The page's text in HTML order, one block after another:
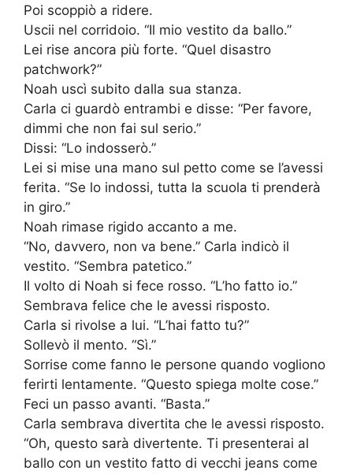
Poi scoppiò a ridere.
Uscii nel corridoio. “Il mio vestito da ballo.”
Lei rise ancora più forte. “Quel disastro
patchwork?”
Noah uscì subito dalla sua stanza.
Carla ci guardò entrambi e disse: “Per favore,
dimmi che non fai sul serio.”
Dissi: “Lo indosserò.”
Lei si mise una mano sul petto come se l’avessi
ferita. “Se lo indossi, tutta la scuola ti prenderà
in giro.”
Noah rimase rigido accanto a me.
“No, davvero, non va bene.” Carla indicò il
vestito. “Sembra patetico.”
Il volto di Noah si fece rosso. “L’ho fatto io.”
Sembrava felice che le avessi risposto.
Carla si rivolse a lui. “L’hai fatto tu?”
Sollevò il mento. “Sì.”
Sorrise come fanno le persone quando vogliono
ferirti lentamente. “Questo spiega molte cose.”
Feci un passo avanti. “Basta.”
Carla sembrava divertita che le avessi risposto.
“Oh, questo sarà divertente. Ti presenterai al
ballo con un vestito fatto di vecchi jeans come